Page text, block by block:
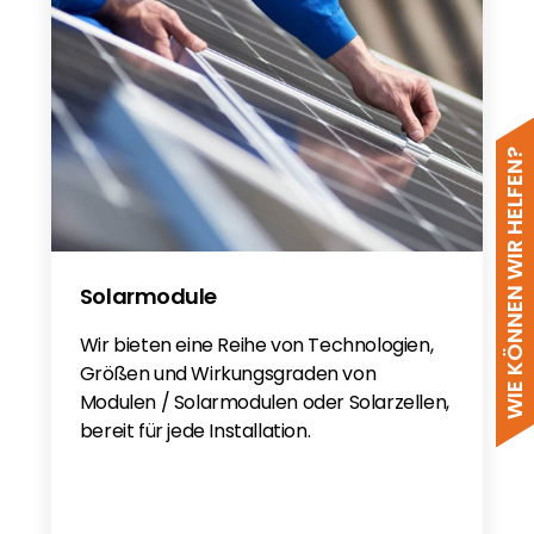
WIE KÖNNEN WIR HELFEN?
EN
Schletter Komponentenuerbersicht
2023DE
SLT - Roof Hook Rapid2
Schletter 22
Rapid2+ Slate
Solarmodule
Wir bieten eine Reihe von Technologien,
Größen und Wirkungsgraden von
Modulen / Solarmodulen oder Solarzellen,
bereit für jede Installation.